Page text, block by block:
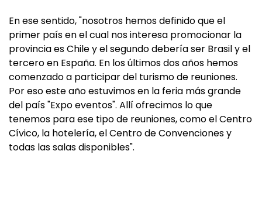
En ese sentido, "nosotros hemos definido que el
primer país en el cual nos interesa promocionar la
provincia es Chile y el segundo debería ser Brasil y el
tercero en España. En los últimos dos años hemos
comenzado a participar del turismo de reuniones.
Por eso este año estuvimos en la feria más grande
del país "Expo eventos". Allí ofrecimos lo que
tenemos para ese tipo de reuniones, como el Centro
Cívico, la hotelería, el Centro de Convenciones y
todas las salas disponibles".